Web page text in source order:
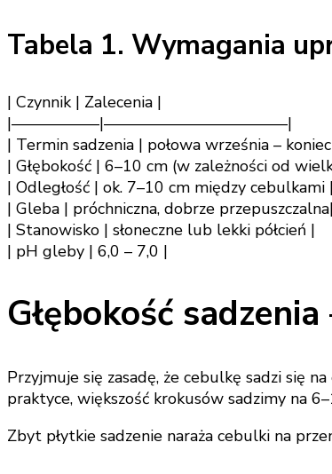
Tabela 1. Wymagania
| Czynnik | Zalecenia |
|—————–|———————————–|
| Termin sadzenia | połowa września –
| Głębokość | 6–10 cm (w zależności od
| Odległość | ok. 7–10 cm między cebulkami |
| Gleba | próchniczna, dobrze przepuszczalna|
| Stanowisko | słoneczne lub lekki półcień |
| pH gleby | 6,0 – 7,0 |
Głębokość
Przyjmuje się zasadę, że cebulkę sadzi się
praktyce, większość krokusów sadzimy na
Zbyt płytkie sadzenie naraża cebulki na